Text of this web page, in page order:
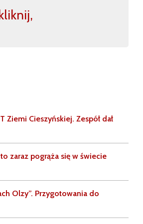
Cieszyńskiej. Zespół dał
zaraz pogrąża się w świecie
Olzy”. Przygotowania do